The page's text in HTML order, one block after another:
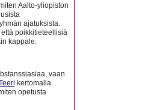
Aalto-yliopiston
ajatuksista.
poikkitieteellisiä
kappale.
vaan
kertomalla
opetusta